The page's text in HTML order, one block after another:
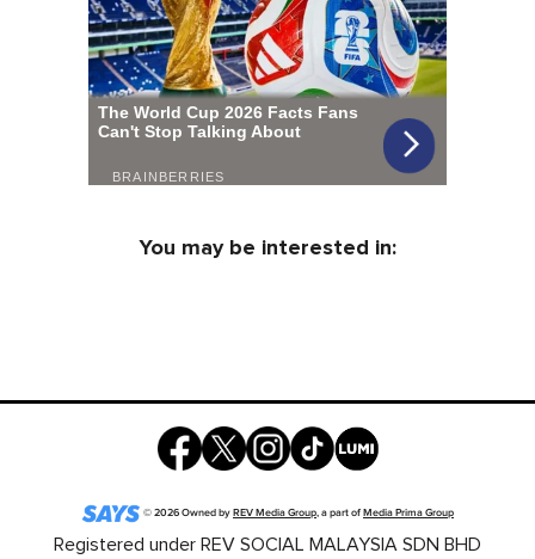
You may be interested in:
©2026Owned byREV Media Group, a part ofMedia Prima Group
Registered under REV SOCIAL MALAYSIA SDN BHD